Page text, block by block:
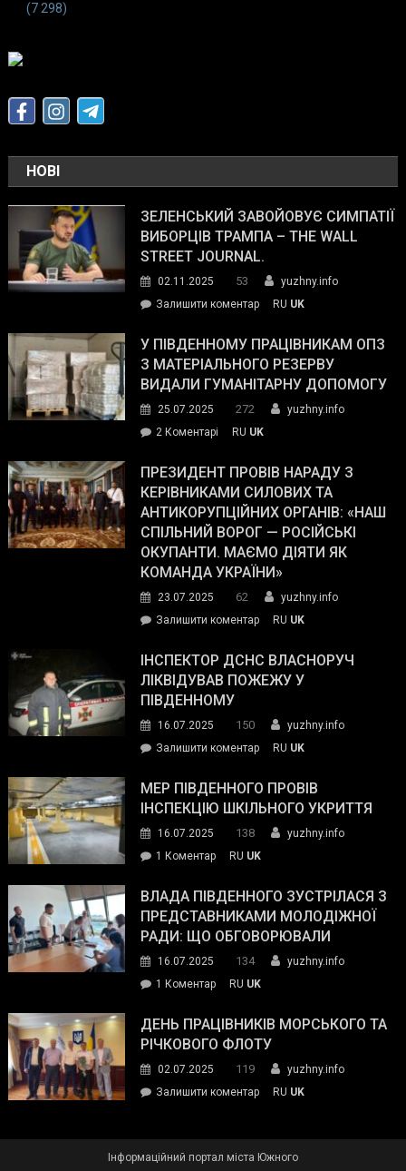
(7 298)
НОВІ
ЗЕЛЕНСЬКИЙ ЗАВОЙОВУЄ СИМПАТІЇ
ВИБОРЦІВ ТРАМПА – THE WALL
STREET JOURNAL.
02.11.2025 53
yuzhny.info
Залишити коментарon
завойовує
симпатії
виборців
The
Street
Journal.
RU UK
У ПІВДЕННОМУ ПРАЦІВНИКАМ ОПЗ
З МАТЕРІАЛЬНОГО РЕЗЕРВУ
ВИДАЛИ ГУМАНІТАРНУ ДОПОМОГУ
25.07.2025 272
yuzhny.info
2 Коментарі
Південному
працівникам
ОПЗ
з
матеріального
резерву
гуманітарну
допомогу
RU UK
ПРЕЗИДЕНТ ПРОВІВ НАРАДУ З
КЕРІВНИКАМИ СИЛОВИХ ТА
АНТИКОРУПЦІЙНИХ ОРГАНІВ: «НАШ
СПІЛЬНИЙ ВОРОГ — РОСІЙСЬКІ
ОКУПАНТИ. МАЄМО ДІЯТИ ЯК
КОМАНДА УКРАЇНИ»
23.07.2025 62
yuzhny.info
Залишити коментарon
провів
нараду
силових
та
органів:
«Наш
спільний
окупанти.
Маємо
діяти
команда
RU UK
ІНСПЕКТОР ДСНС ВЛАСНОРУЧ
ЛІКВІДУВАВ ПОЖЕЖУ У
ПІВДЕННОМУ
16.07.2025 150
yuzhny.info
Залишити коментарon
ДСНС
власноруч
пожежу
у
RU UK
МЕР ПІВДЕННОГО ПРОВІВ
ІНСПЕКЦІЮ ШКІЛЬНОГО УКРИТТЯ
16.07.2025 138
yuzhny.info
1 Коментардо
Південного
провів
інспекцію
укриття
RU UK
ВЛАДА ПІВДЕННОГО ЗУСТРІЛАСЯ З
ПРЕДСТАВНИКАМИ МОЛОДІЖНОЇ
РАДИ: ЩО ОБГОВОРЮВАЛИ
16.07.2025 134
yuzhny.info
1 Коментардо
Південного
зустрілася
представниками
молодіжної
обговорювали
RU UK
ДЕНЬ ПРАЦІВНИКІВ МОРСЬКОГО ТА
РІЧКОВОГО ФЛОТУ
02.07.2025 119
yuzhny.info
Залишити коментарon
RU UK
Інформаційний портал міста Южного